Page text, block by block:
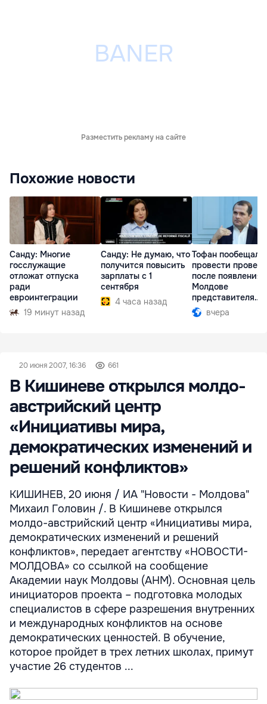
Разместить рекламу на сайте
Похожие новости
Санду: Многие
госслужащие
отложат отпуска
ради
евроинтеграции
19 минут назад
Санду: Не думаю, что
получится повысить
зарплаты с 1
сентября
4 часа назад
Тофан пообещал
провести
после появления
Молдове
представителя
Южной Осетии
вчера
20 июня 2007, 16:36 661
В Кишиневе открылся молдо-
австрийский центр
«Инициативы мира,
демократических изменений и
решений конфликтов»
КИШИНЕВ, 20 июня / ИА "Новости - Молдова"
Михаил Головин /. В Кишиневе открылся
молдо-австрийский центр «Инициативы мира,
демократических изменений и решений
конфликтов», передает агентству «НОВОСТИ-
МОЛДОВА» со ссылкой на сообщение
Академии наук Молдовы (АНМ). Основная цель
инициаторов проекта – подготовка молодых
специалистов в сфере разрешения внутренних
и международных конфликтов на основе
демократических ценностей. В обучение,
которое пройдет в трех летних школах, примут
участие 26 студентов ...